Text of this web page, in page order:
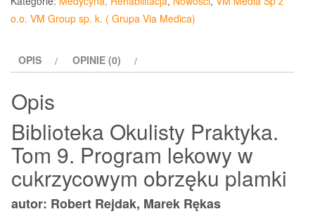
cukrzycowym
plamki
o.o. VM Group sp. k. ( Grupa Via Medica)
OPIS OPINIE (0)
Opis
Biblioteka Okulisty Praktyka.
Tom 9. Program lekowy w
cukrzycowym obrzęku plamki
autor: Robert Rejdak, Marek Rękas